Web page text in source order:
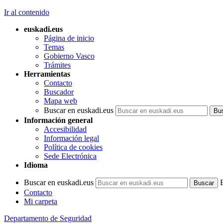
Ir al contenido
euskadi.eus
Página de inicio
Temas
Gobierno Vasco
Trámites
Herramientas
Contacto
Buscador
Mapa web
Buscar en euskadi.eus
Información general
Accesibilidad
Información legal
Política de cookies
Sede Electrónica
Idioma
Buscar en euskadi.eus
Contacto
Mi carpeta
Departamento de Seguridad